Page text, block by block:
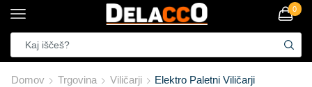
0
Domov Trgovina Viličarji Elektro Paletni Viličarji